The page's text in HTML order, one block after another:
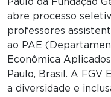
abre processo
professores
ao PAE
Econômica
Paulo, Brasil. A FGV
a diversidade e